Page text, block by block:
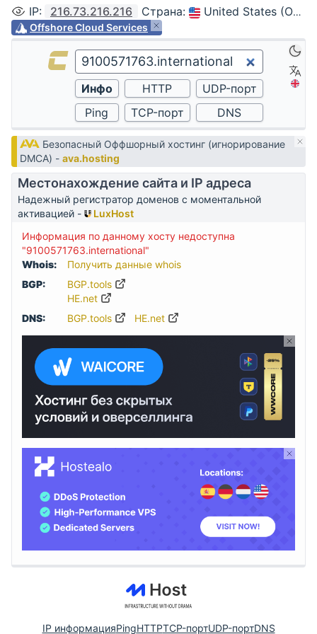
IP: 216.73.216.216 Страна: United States (Ohio, Columbus)
Offshore Cloud Services
Безопасный Оффшорный хостинг (игнорирование
DMCA) - ava.hosting
Местонахождение сайта и IP адреса
Надежный регистратор доменов с моментальной
активацией -
LuxHost
Информация по данному хосту недоступна
"9100571763.international"
Whois:
Получить данные whois
BGP:
BGP.tools
HE.net
DNS:
BGP.tools HE.net
IP информацияPingHTTPTCP-портUDP-портDNS